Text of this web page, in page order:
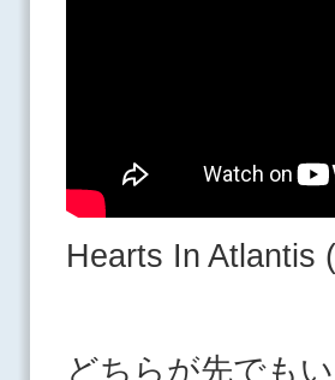
Hearts In Atlantis
どちらが先でも